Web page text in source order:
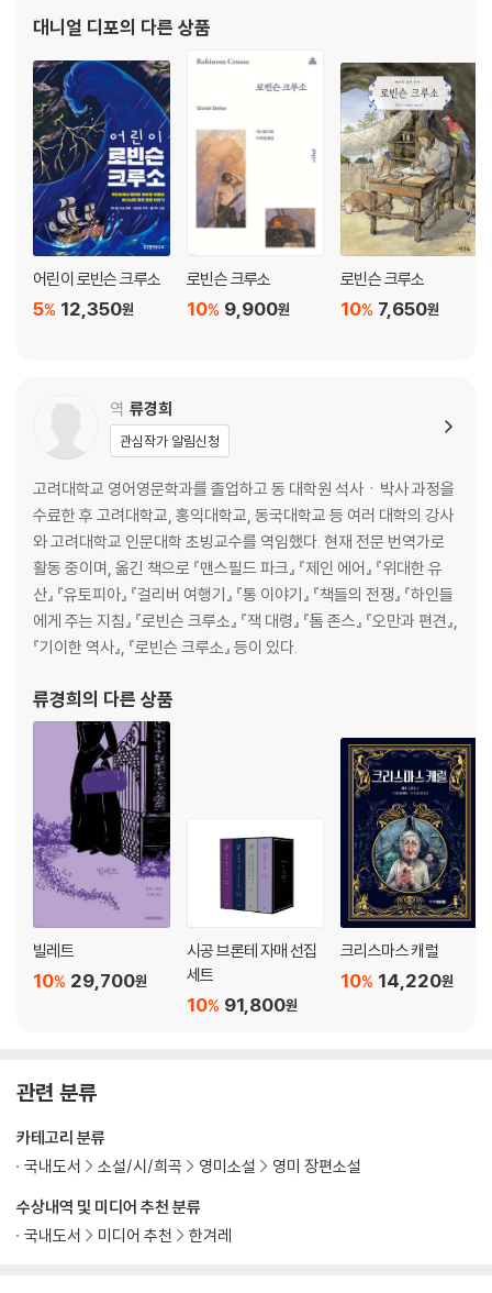
『사업론』과, 국왕 윌리엄 3세를
대니얼 디포의 다른 상품
어린이 로빈슨 크루소
12,350원
5%
로빈슨 크루소
9,900원
10%
로빈슨 크루소
7,650원
10%
역 류경희
관심작가 알림신청
고려대학교 영어영문학과를 졸업하고 동 대학원 석사ㆍ박사 과정을
수료한 후 고려대학교, 홍익대학교, 동국대학교 등 여러 대학의 강사
와 고려대학교 인문대학 초빙교수를 역임했다. 현재 전문 번역가로
활동 중이며, 옮긴 책으로 『맨스필드 파크』 『제인 에어』 『위대한 유
산』 『유토피아』 『걸리버 여행기』 『통 이야기』 『책들의 전쟁』 『하인들
에게 주는 지침』 『로빈슨 크루소』 『잭 대령』 『톰 존스』 『오만과 편견』,
『기이한 역사』, 『로빈슨 크루소』 등이 있다.
류경희의 다른 상품
빌레트
29,700원
10%
시공 브론테 자매 선집
세트
91,800원
10%
크리스마스 캐럴
14,220원
10%
관련 분류
수상내역 및 미디어 추천 분류
국내도서
미디어 추천 한겨레
카테고리 분류
국내도서
소설/시/희곡 영미소설 영미 장편소설